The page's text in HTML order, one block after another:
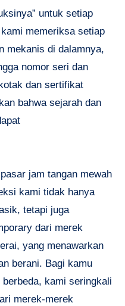
untuk setiap
memeriksa setiap
mekanis di dalamnya,
nomor seri dan
dan sertifikat
bahwa sejarah dan
jam tangan mewah
kami tidak hanya
tetapi juga
dari merek
yang menawarkan
berani. Bagi kamu
kami seringkali
merek-merek